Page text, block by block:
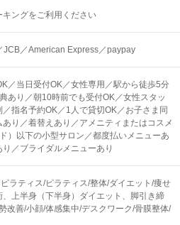
キングをご利用ください
JCB／American Express／paypay
／当日受付OK／女性専用／駅から徒歩5分
あり／朝10時前でも受付OK／女性スタッ
指名予約OK／1人で貸切OK／お子さま同
り／着替えあり／アメニティまたはコスメ
）以下の小型サロン／都度払いメニューあ
／ブライダルメニューあり
ラティス/ピラティス/整体/ダイエット/痩せ
、上半身（下半身）ダイエット、脚引き締
改善/小顔/体感集中/デスクワーク/骨膜整体/